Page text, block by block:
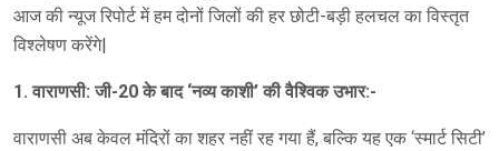
आज की न्यूज रिपोर्ट में हम दोनों जिलों की हर छोटी-बड़ी हलचल का विस्तृत
विश्लेषण करेंगे|
1. वाराणसी: जी-20 के बाद ‘नव्य काशी’ की वैश्विक उभार:-
वाराणसी अब केवल मंदिरों का शहर नहीं रह गया हैं, बल्कि यह एक ‘स्मार्ट सिटी’